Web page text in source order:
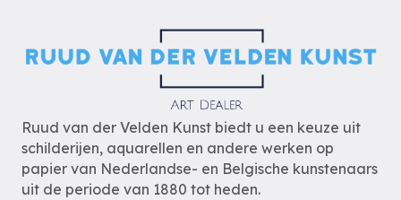
Ruud van der Velden Kunst biedt u een keuze uit
schilderijen, aquarellen en andere werken op
papier van Nederlandse- en Belgische kunstenaars
uit de periode van 1880 tot heden.